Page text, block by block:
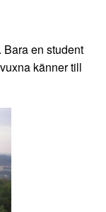
en student
känner till